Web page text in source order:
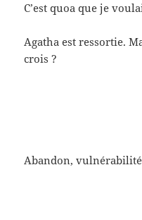
C’est quoa que je
Agatha est ressortie.
crois ?
Abandon, vulnérabilité